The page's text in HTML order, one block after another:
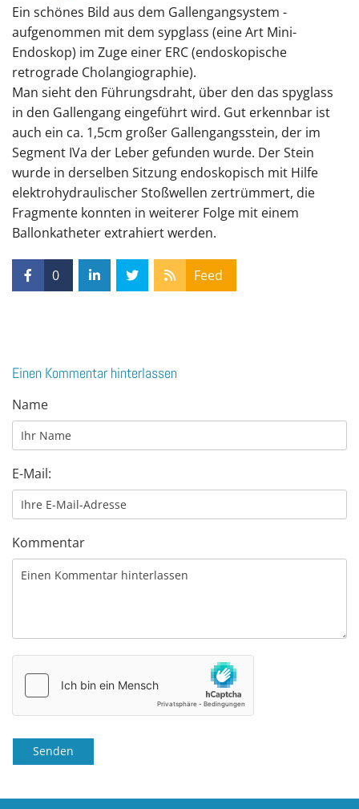
Ein schönes Bild aus dem Gallengangsystem -
aufgenommen mit dem sypglass (eine Art Mini-
Endoskop) im Zuge einer ERC (endoskopische
retrograde Cholangiographie).
Man sieht den Führungsdraht, über den das spyglass
in den Gallengang eingeführt wird. Gut erkennbar ist
auch ein ca. 1,5cm großer Gallengangsstein, der im
Segment IVa der Leber gefunden wurde. Der Stein
wurde in derselben Sitzung endoskopisch mit Hilfe
elektrohydraulischer Stoßwellen zertrümmert, die
Fragmente konnten in weiterer Folge mit einem
Ballonkatheter extrahiert werden.
0 Feed
Einen Kommentar hinterlassen
Name
E-Mail:
Kommentar